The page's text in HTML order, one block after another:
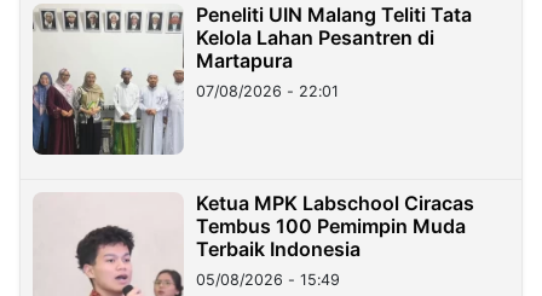
Peneliti UIN Malang Teliti Tata
Kelola Lahan Pesantren di
Martapura
07/08/2026 - 22:01
Ketua MPK Labschool Ciracas
Tembus 100 Pemimpin Muda
Terbaik Indonesia
05/08/2026 - 15:49